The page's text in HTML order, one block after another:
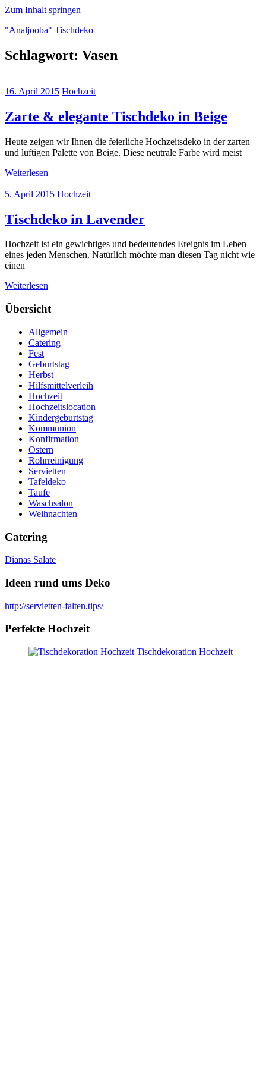
Zum Inhalt springen
"Analjooba" Tischdeko
"Analjooba"
zu
Anlässen
Schlagwort: Vasen
16. April 2015 Hochzeit
Zarte & elegante Tischdeko in Beige
Heute zeigen wir Ihnen die feierliche Hochzeitsdeko in der zarten
und luftigen Palette von Beige. Diese neutrale Farbe wird meist
Weiterlesen
5. April 2015 Hochzeit
Tischdeko in Lavender
Hochzeit ist ein gewichtiges und bedeutendes Ereignis im Leben
eines jeden Menschen. Natürlich möchte man diesen Tag nicht wie
einen
Weiterlesen
Übersicht
Allgemein
Catering
Fest
Geburtstag
Herbst
Hilfsmittelverleih
Hochzeit
Hochzeitslocation
Kindergeburtstag
Kommunion
Konfirmation
Ostern
Rohrreinigung
Servietten
Tafeldeko
Taufe
Waschsalon
Weihnachten
Catering
Dianas Salate
Ideen rund ums Deko
http://servietten-falten.tips/
Perfekte Hochzeit
Tischdekoration Hochzeit